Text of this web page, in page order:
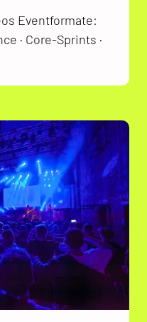
Eventformate:
· Core-Sprints ·